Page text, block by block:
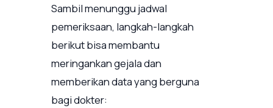
Sambil menunggu jadwal
pemeriksaan, langkah-langkah
berikut bisa membantu
meringankan gejala dan
memberikan data yang berguna
bagi dokter: